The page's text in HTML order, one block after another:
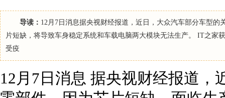
导读： 12月7日消息据央视财经报道，近日，大众汽车部分车型
片短缺，将导致车身稳定系统和车载电脑两大模块无法生产。 IT之家
受疫
12月7日消息 据央视财经报道，